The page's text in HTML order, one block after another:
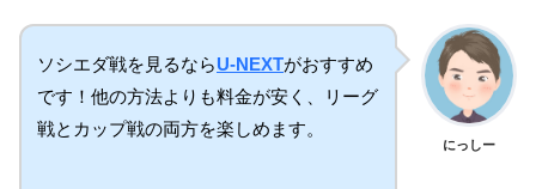
ソシエダ戦を見るならU-NEXTがおすすめ
です！他の方法よりも料金が安く、リーグ
戦とカップ戦の両方を楽しめます。
にっしー